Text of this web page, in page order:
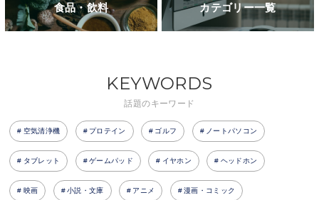
食品・飲料 カテゴリー一覧
KEYWORDS
話題のキーワード
空気清浄機 プロテイン ゴルフ ノートパソコン
タブレット ゲームパッド イヤホン ヘッドホン
映画 小説・文庫 アニメ 漫画・コミック